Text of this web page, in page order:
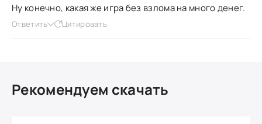
Ну конечно, какая же игра без взлома на много денег.
Ответить Цитировать
Рекомендуем скачать